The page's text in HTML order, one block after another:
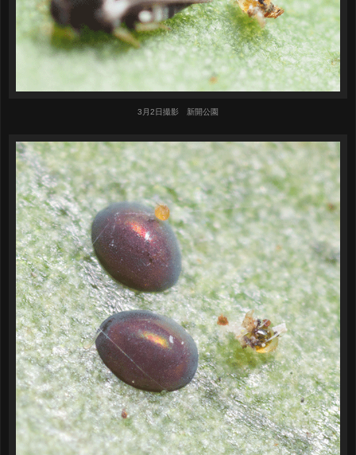
3月2日撮影 新開公園